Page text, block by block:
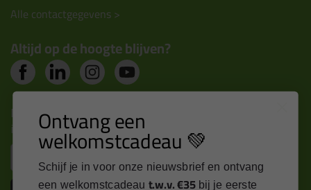
Alle contactgegevens >
Altijd op de hoogte blijven?
Nieuws, tips en exclusieve deals rechtstreeks in je
inbox Ontvang een
welkomstcadeau 💚
Schijf je in voor onze nieuwsbrief en ontvang
een welkomstcadeau t.w.v. €35 bij je eerste